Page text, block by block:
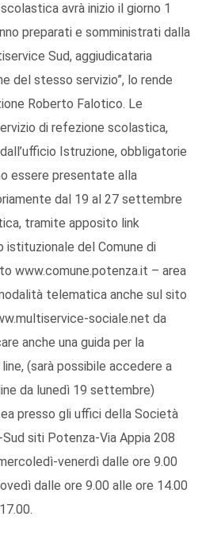
avrà inizio il giorno 1
preparati e somministrati dalla
Sud, aggiudicataria
del stesso servizio”, lo rende
Roberto Falotico. Le
di refezione scolastica,
Istruzione, obbligatorie
essere presentate alla
dal 19 al 27 settembre
tramite apposito link
del Comune di
www.comune.potenza.it – area
telematica anche sul sito
sociale.net da
anche una guida per la
(sarà possibile accedere a
da lunedì 19 settembre)
presso gli uffici della Società
siti Potenza-Via Appia 208
venerdì dalle ore 9.00
dalle ore 9.00 alle ore 14.00